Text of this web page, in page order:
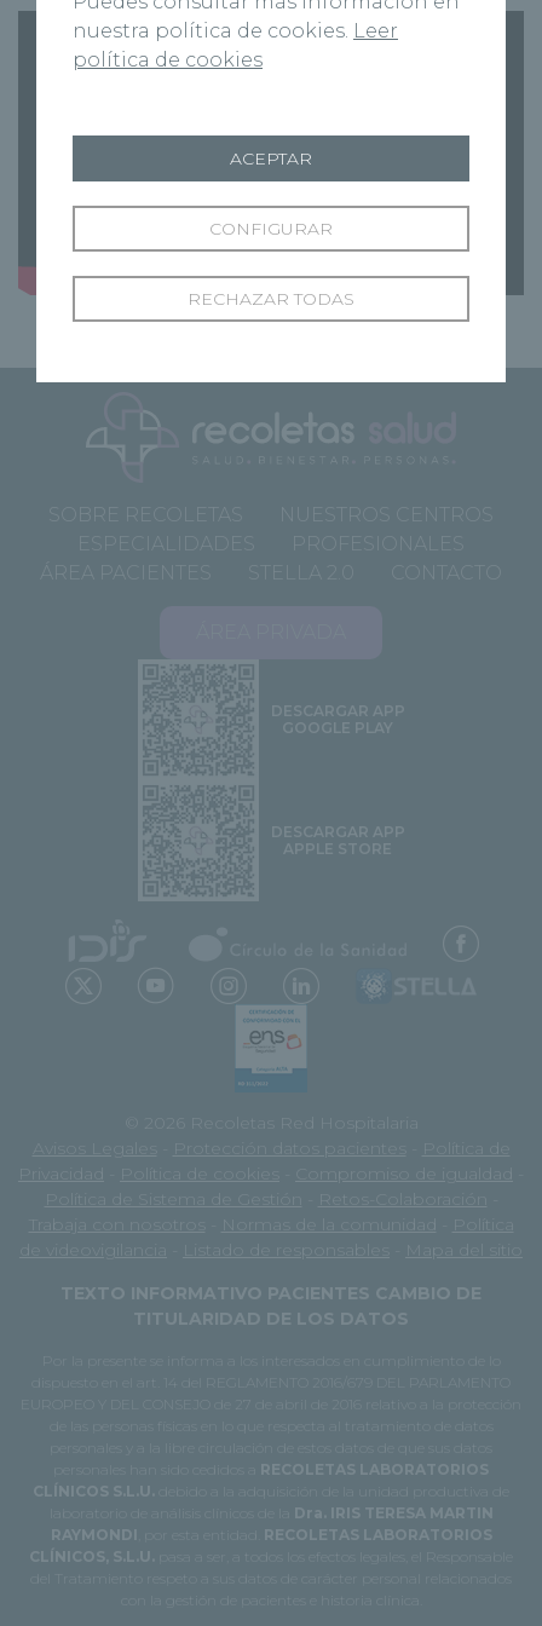
SOBRE RECOLETAS
NUESTROS CENTROS
ESPECIALIDADES
PROFESIONALES
ÁREA PACIENTES
STELLA 2.0 CONTACTO
DESCARGAR APP
GOOGLE PLAY
DESCARGAR APP
APPLE STORE
© 2026 Recoletas Red Hospitalaria
Avisos Legales
Protección datos pacientes
Política de
Privacidad
Política de cookies Compromiso de igualdad
Política de Sistema de Gestión
Retos-Colaboración
Trabaja con nosotros
Normas de la comunidad
Política
de videovigilancia
Listado de responsables
Mapa del sitio
TEXTO INFORMATIVO PACIENTES CAMBIO DE
TITULARIDAD DE LOS DATOS
Por la presente se informa a los interesados en cumplimiento de lo
dispuesto en el art. 14 del REGLAMENTO 2016/679 DEL PARLAMENTO
EUROPEO Y DEL CONSEJO de 27 de abril de 2016 relativo a la protección
de las personas físicas en lo que respecta al tratamiento de datos
personales y a la libre circulación de estos datos de que sus datos
RECOLETAS LABORATORIOS
CLÍNICOS S.L.U.
debido a la adquisición de la unidad productiva de
laboratorio de análisis clínicos de la Dra. IRIS TERESA MARTIN
RAYMONDI , por esta entidad. RECOLETAS LABORATORIOS
CLÍNICOS, S.L.U.
pasa a ser, a todos los efectos legales, el Responsable
del Tratamiento respeto a sus datos de carácter personal relacionados
con la gestión de pacientes e historia clínica.
nuestra política de cookies. Leer
política de cookies
RECHAZAR TODAS
CONFIGURAR
ACEPTAR